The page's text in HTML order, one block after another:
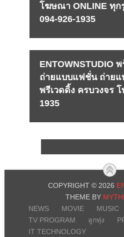
โฆษณา ONLINE ทุก
094-926-1935
ENTOWNSTUDIO
ถ่ายแบบแฟชั่น ถ่ายแ
พรีเวดดิ้ง ครบวงจร
1935
COPYRIGHT © 2026
THEME BY
NEWS
MOVIE MUSIC
TV PROGRAM
ลูกทุ่ง
IT TECHNOLOGY